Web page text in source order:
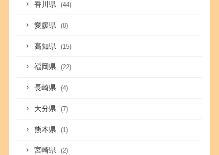
香川県 (44)
愛媛県 (8)
高知県 (15)
福岡県 (22)
長崎県 (4)
大分県 (7)
熊本県 (1)
宮崎県 (2)